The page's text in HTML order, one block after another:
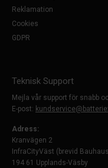
Reklamation
Cookies
GDPR
Teknisk Support
Mejla vår support för snabb
E-post:
Adress:
Kranvägen 2
InfraCityVäst (brevid
194 61 Upplands-Väsby